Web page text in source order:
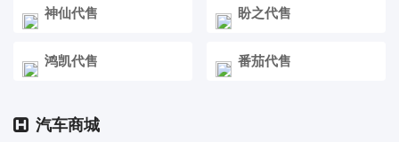
神仙代售 盼之代售
鸿凯代售 番茄代售
汽车商城